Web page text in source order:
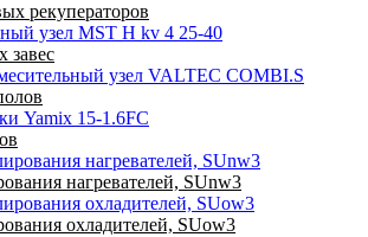
рекуператоров
завес
нагревателей, SUnw3
охладителей, SUow3